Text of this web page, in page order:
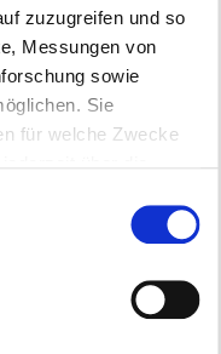
zuzugreifen und so
Messungen von
sowie
Sie
für welche Zwecke